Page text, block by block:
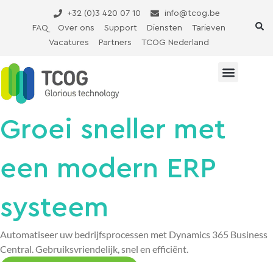
+32 (0)3 420 07 10
info@tcog.be
FAQ
Over ons Support Diensten
Tarieven
Vacatures
Partners TCOG Nederland
Groei sneller met
een modern ERP
systeem
Automatiseer uw bedrijfsprocessen met Dynamics 365 Business
Central. Gebruiksvriendelijk, snel en efficiënt.